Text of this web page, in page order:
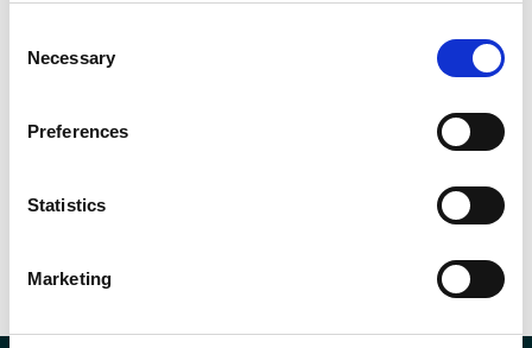
Selection
Necessary
Preferences
Statistics
Marketing